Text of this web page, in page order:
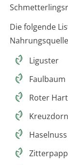
Die folgende
Liguster
Faulbaum
Roter
Kreuzdorn
Haselnuss